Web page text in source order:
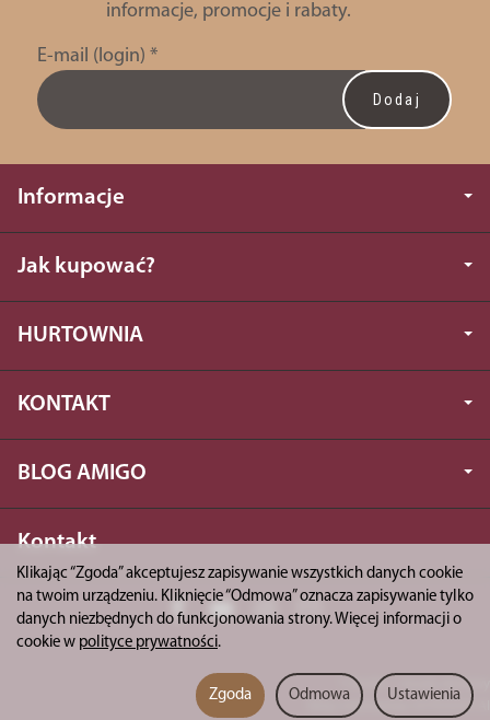
informacje, promocje i rabaty.
E-mail (login) *
Informacje
Jak kupować?
HURTOWNIA
KONTAKT
BLOG AMIGO
Kontakt
*) brutto +
koszty dostawy
Sklep internetowy SOTESHOP AI
Klikając “Zgoda” akceptujesz zapisywanie wszystkich danych cookie
na twoim urządzeniu. Kliknięcie “Odmowa” oznacza zapisywanie tylko
danych niezbędnych do funkcjonowania strony. Więcej informacji o
cookie w polityce prywatności.
Ustawienia
Odmowa
Zgoda